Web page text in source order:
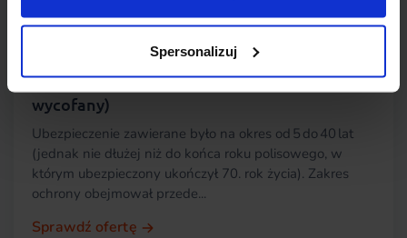
Spersonalizuj
Aegon – Spokojna Przyszłość (produkt
wycofany)
Ubezpieczenie zawierane było na okres od 5 do 40 lat
(jednak nie dłużej niż do końca roku polisowego, w
którym ubezpieczony ukończył 70. rok życia). Zakres
ochrony obejmował przede...
Sprawdź ofertę